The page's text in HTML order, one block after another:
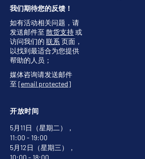
开放时间
5月11日（星期二），
11:00 - 19:00
5月12日（星期三），
10:00 - 18:00
我们期待您的反馈！
如有活动相关问题，请
发送邮件至 散货支持或
访问我们的 联系 页面，
以找到最适合为您提供
帮助的人员；
媒体咨询请发送邮件
至 [email protected]